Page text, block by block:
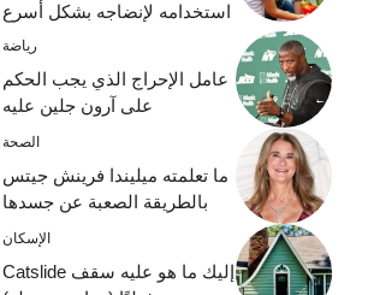
استخدامه لإنضاجه بشكل أسرع
رياضة
عامل الإحراج الذي يجب الحكم
على آرون جلين عليه
الصحة
ما تعلمته ميليندا فرينش جيتس
بالطريقة الصعبة عن جسدها
الإسكان
إليك ما هو عليه سقف Catslide